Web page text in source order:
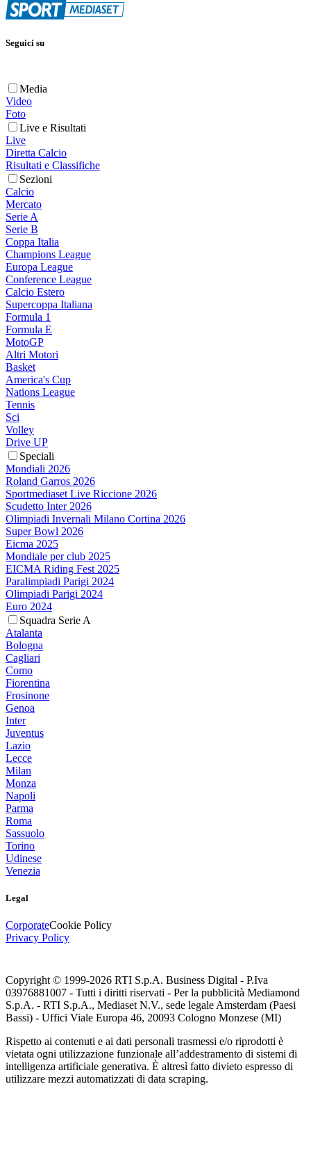
Seguici su
Media
Video
Foto
Live e Risultati
Live
Diretta Calcio
Risultati e Classifiche
Sezioni
Calcio
Mercato
Serie A
Serie B
Coppa Italia
Champions League
Europa League
Conference League
Calcio Estero
Supercoppa Italiana
Formula 1
Formula E
MotoGP
Altri Motori
Basket
America's Cup
Nations League
Tennis
Sci
Volley
Drive UP
Speciali
Mondiali 2026
Roland Garros 2026
Sportmediaset Live Riccione 2026
Scudetto Inter 2026
Olimpiadi Invernali Milano Cortina 2026
Super Bowl 2026
Eicma 2025
Mondiale per club 2025
EICMA Riding Fest 2025
Paralimpiadi Parigi 2024
Olimpiadi Parigi 2024
Euro 2024
Squadra Serie A
Atalanta
Bologna
Cagliari
Como
Fiorentina
Frosinone
Genoa
Inter
Juventus
Lazio
Lecce
Milan
Monza
Napoli
Parma
Roma
Sassuolo
Torino
Udinese
Venezia
Legal
CorporateCookie Policy
Privacy Policy
Copyright © 1999-2026 RTI S.p.A. Business Digital - P.Iva
03976881007 - Tutti i diritti riservati - Per la pubblicità Mediamond
S.p.A. - RTI S.p.A., Mediaset N.V., sede legale Amsterdam (Paesi
Bassi) - Uffici Viale Europa 46, 20093 Cologno Monzese (MI)
Rispetto ai contenuti e ai dati personali trasmessi e/o riprodotti è
vietata ogni utilizzazione funzionale all’addestramento di sistemi di
intelligenza artificiale generativa. È altresì fatto divieto espresso di
utilizzare mezzi automatizzati di data scraping.